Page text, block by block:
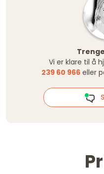
Vi er klare til å
239 60 966 eller